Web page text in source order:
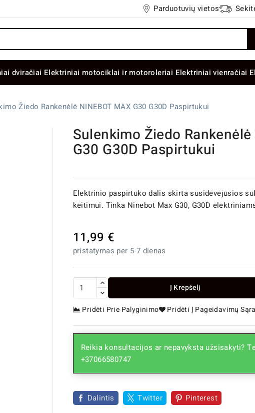
Parduotuvių vietos
dviračiai Elektriniai motociklai ir motoroleriai Elektriniai vienračiai
Žiedo Rankenėlė NINEBOT MAX G30 G30D Paspirtukui
Sulenkimo Žiedo Rankenėlė
G30 G30D Paspirtukui
Elektrinio paspirtuko dalis skirta susidėvėjusios
keitimui. Tinka Ninebot Max G30, G30D
11,99 €
pristatymas per 5-7 dienas
Į Krepšelį
Pridėti Prie Palyginimo Pridėti Į Pageidavimų
Reikia konsultacijos ar nepavyksta užsisakyti?
+37066580747
Dalintis Twitter Pinterest